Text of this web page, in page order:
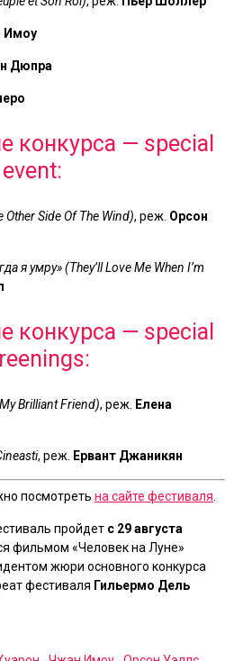
Имоу
Дюпра
конкурса — special
event:
Other Side Of The Wind), реж. Орсон
я умру» (Theyʼll Love Me When Iʼm
конкурса — special
Brilliant Friend), реж. Елена
, реж. Ервант Джаникян
посмотреть на сайте фестиваля
пройдет с 29 августа
фильмом «Человек на Луне»
жюри основного конкурса
фестиваля Гильермо Дель